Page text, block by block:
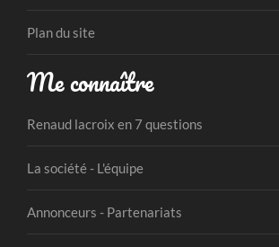
Plan du site
Me connaître
Renaud lacroix en 7 questions
La société - L'équipe
Annonceurs - Partenariats